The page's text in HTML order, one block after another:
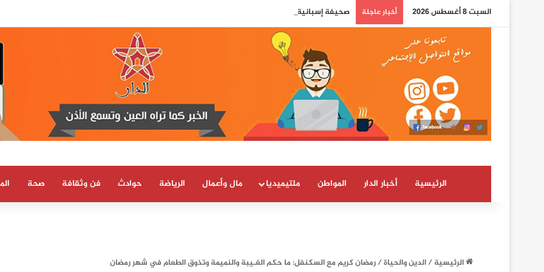
السبت 8 أغسطس 2026 أخبار عاجلة صحيفة إسبانية: الاستخبارات العسكرية حذّرت مسبقاً من محاولة اقتحام جماعي لسبتة قبل ثلاثة أيام من
الرئيسية أخبار الدار المواطن ملتيميديا مال وأعمال الرياضة حوادث فن وثقافة صحة
الرئيسية/الدين والحياة/رمضان كريم مع السكنفل: ما حكم الغـيبة والنميمة وتذوق الطعام في شهر رمضان